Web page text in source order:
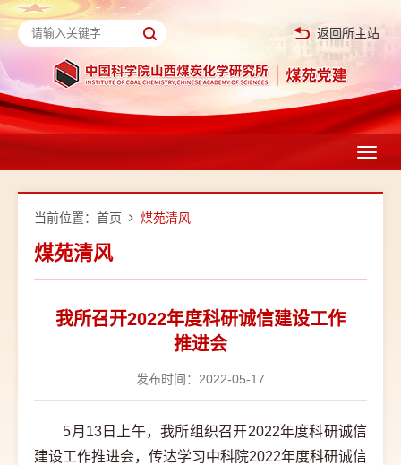
返回所主站
当前位置： 首页 煤苑清风
煤苑清风
我所召开2022年度科研诚信建设工作
推进会
发布时间：2022-05-17
5月13日上午，我所组织召开2022年度科研诚信
建设工作推进会，传达学习中科院2022年度科研诚信